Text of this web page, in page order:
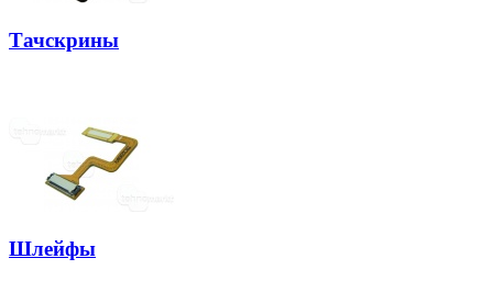
Тачскрины
Шлейфы